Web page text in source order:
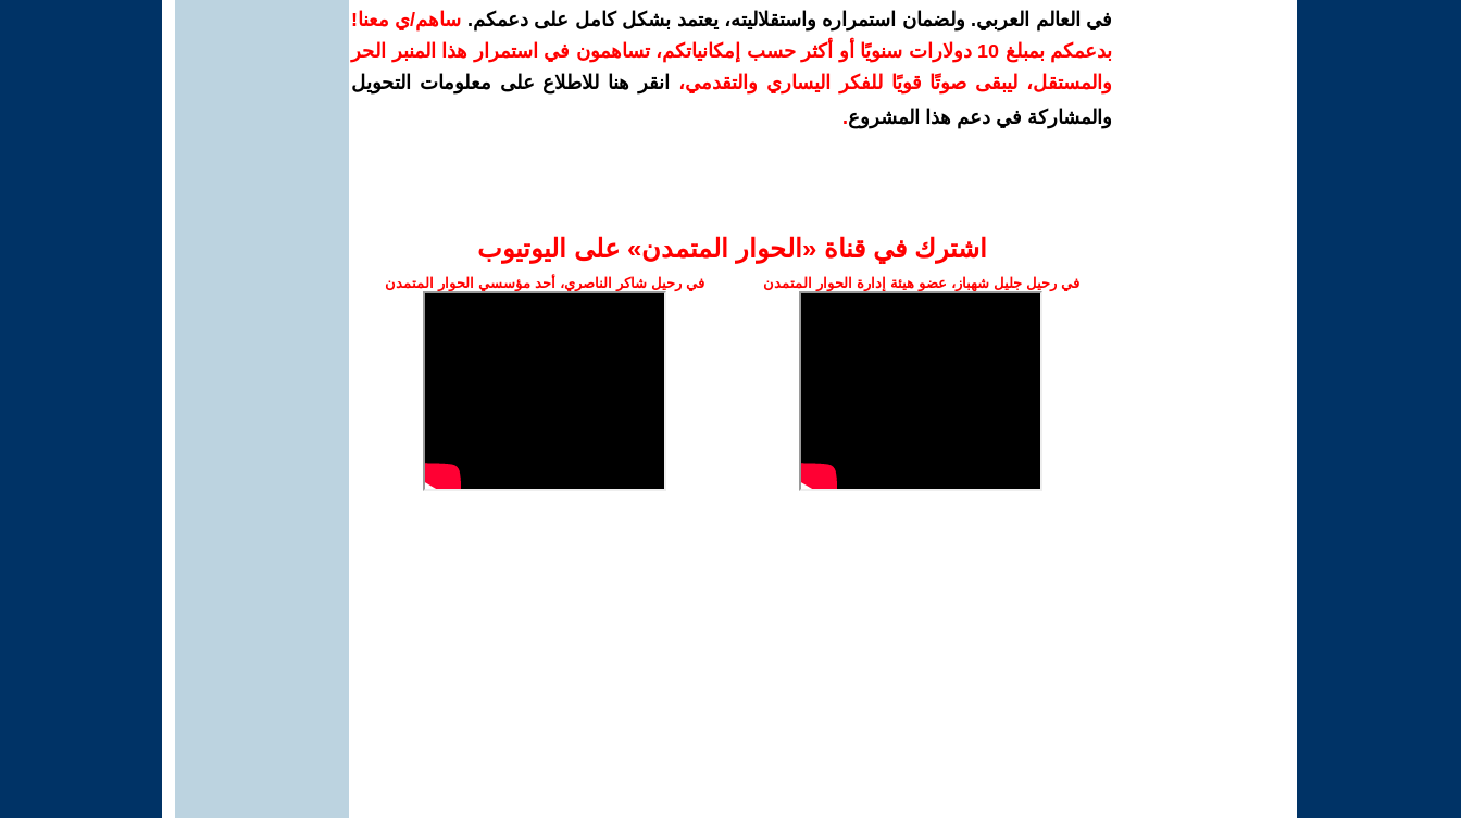
في العالم العربي. ولضمان استمراره واستقلاليته، يعتمد بشكل كامل على دعمكم. ساهم/ي معنا!
بدعمكم بمبلغ 10 دولارات سنويًا أو أكثر حسب إمكانياتكم، تساهمون في استمرار هذا المنبر الحر
والمستقل، ليبقى صوتًا قويًا للفكر اليساري والتقدمي،
انقر هنا للاطلاع على معلومات التحويل
والمشاركة في دعم هذا المشروع.
اشترك في قناة ‫«الحوار المتمدن» على اليوتيوب
في رحيل جليل شهباز، عضو هيئة إدارة الحوار المتمدن في رحيل شاكر الناصري، أحد مؤسسي الحوار المتمدن